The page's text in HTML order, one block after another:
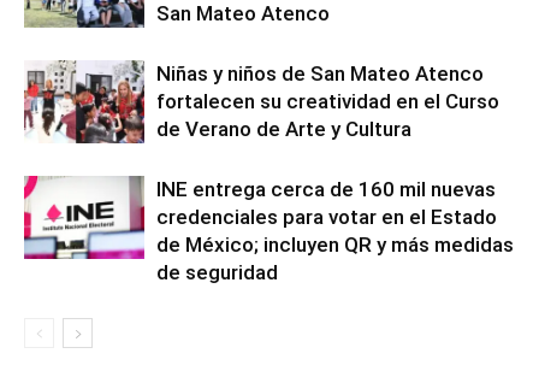
San Mateo Atenco
Niñas y niños de San Mateo Atenco
fortalecen su creatividad en el Curso
de Verano de Arte y Cultura
INE entrega cerca de 160 mil nuevas
credenciales para votar en el Estado
de México; incluyen QR y más medidas
de seguridad